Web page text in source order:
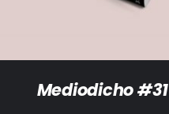
Mediodicho #31